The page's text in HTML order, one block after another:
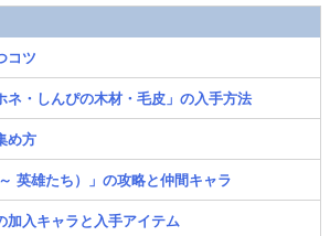
コツ
ネ・しんぴの木材・毛皮」の入手方法
め方
英雄たち）」の攻略と仲間キャラ
加入キャラと入手アイテム